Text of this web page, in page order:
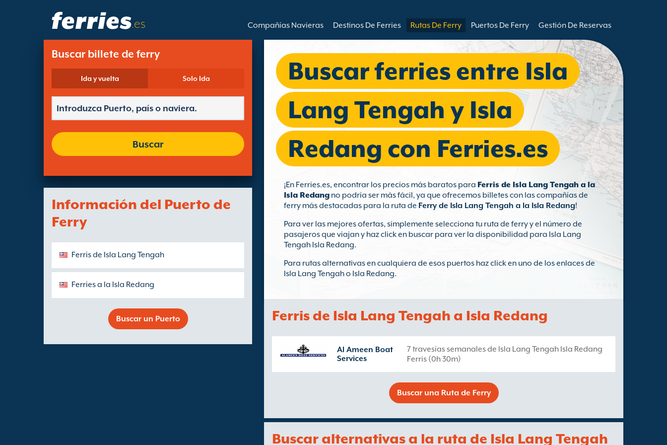
.es Compañías Navieras Destinos De Ferries Rutas De Ferry Puertos De Ferry Gestión De Reservas
Buscar billete de ferry
Ida y vuelta Solo Ida
Buscar
Información del Puerto de
Ferry
Ferris de Isla Lang Tengah
Ferries a la Isla Redang
Buscar un Puerto
Buscar ferries entre Isla
Lang Tengah y Isla
Redang con Ferries.es
¡En Ferries.es, encontrar los precios más baratos para Ferris de Isla Lang Tengah a la
Isla Redang no podría ser más fácil, ya que ofrecemos billetes con las compañías de
ferry más destacadas para la ruta de Ferry de Isla Lang Tengah a la Isla Redang!
Para ver las mejores ofertas, simplemente selecciona tu ruta de ferry y el número de
pasajeros que viajan y haz click en buscar para ver la disponibilidad para Isla Lang
Tengah Isla Redang.
Para rutas alternativas en cualquiera de esos puertos haz click en uno de los enlaces de
Isla Lang Tengah o Isla Redang.
Ferris de Isla Lang Tengah a Isla Redang
Al Ameen Boat
Services
7 travesías semanales de Isla Lang Tengah Isla Redang
Ferris (0h 30m)
Buscar una Ruta de Ferry
Buscar alternativas a la ruta de Isla Lang Tengah